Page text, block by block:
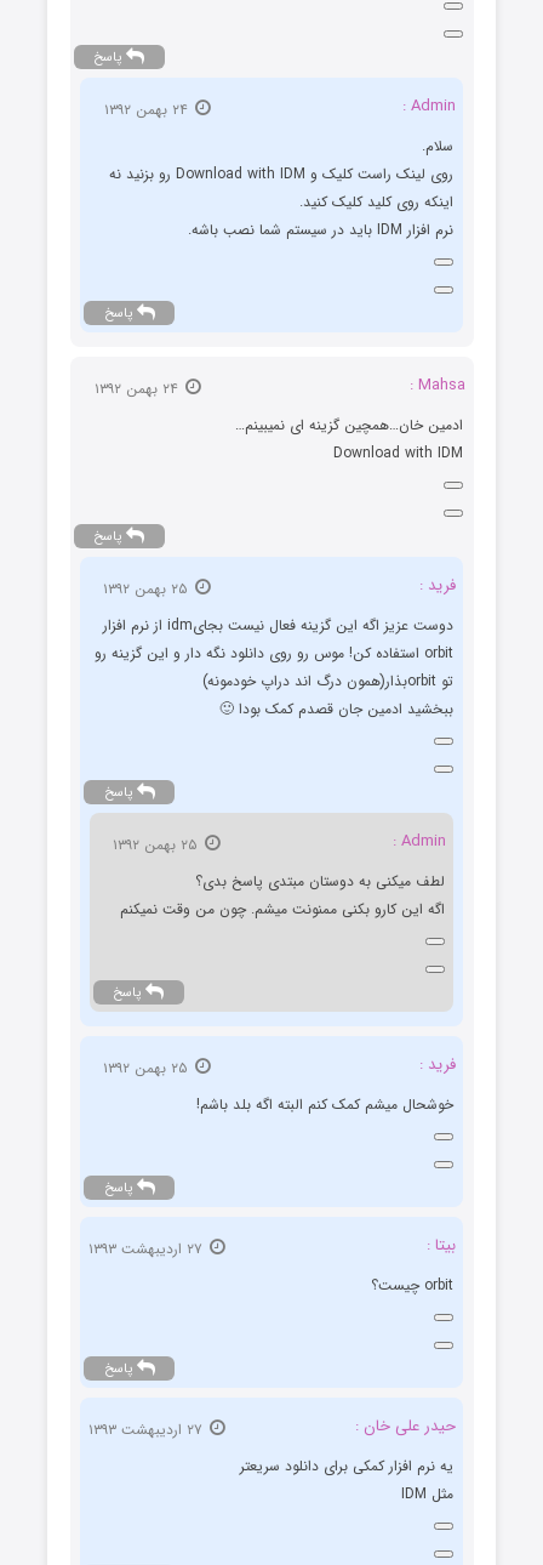
پاسخ
Admin :
۲۴ بهمن ۱۳۹۲
سلام.
روی لینک راست کلیک و Download with IDM رو بزنید نه
اینکه روی کلید کلیک کنید.
نرم افزار IDM باید در سیستم شما نصب باشه.
پاسخ
Mahsa :
ادمین خان…همچین گزینه ای نمیبینم…
Download with IDM
پاسخ
فرید :
دوست عزیز اگه این گزینه فعال نیست بجایidm از نرم افزار
orbit استفاده کن! موس رو روی دانلود نگه دار و این گزینه رو
تو orbitبذار(همون درگ اند دراپ خودمونه)
ببخشید ادمین جان قصدم کمک بودا 🙂
پاسخ
Admin :
لطف میکنی به دوستان مبتدی پاسخ بدی؟
اگه این کارو بکنی ممنونت میشم. چون من وقت نمیکنم
پاسخ
فرید :
خوشحال میشم کمک کنم البته اگه بلد باشم!
پاسخ
بیتا :
orbit چیست؟
پاسخ
حیدر علی خان :
یه نرم افزار کمکی برای دانلود سریعتر
مثل IDM